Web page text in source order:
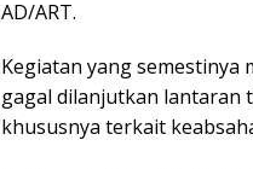
AD/ART.
Kegiatan yang
gagal dilanjutkan lantaran
khususnya terkait